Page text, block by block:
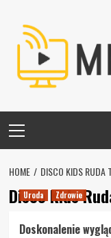
content
Menu
HOME DISCO KIDS RUDA
Disco Kids
Uroda Zdrowie
Doskonalenie